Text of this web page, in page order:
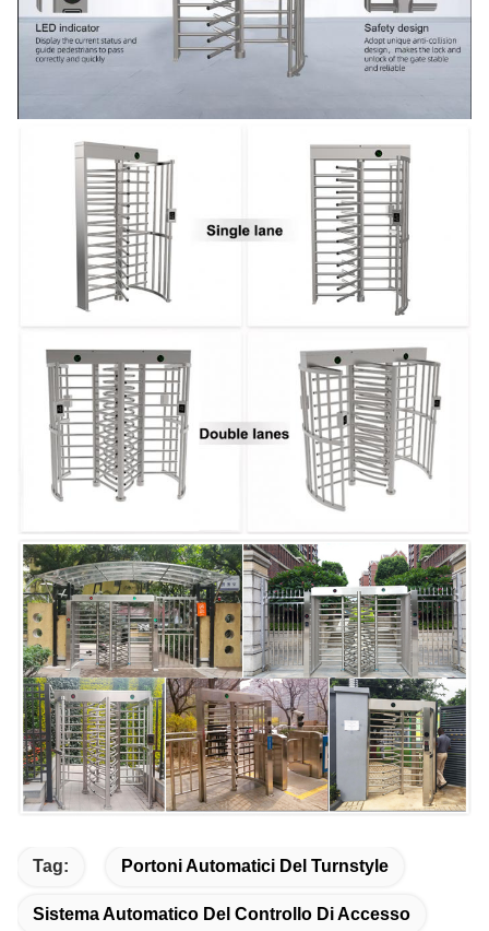
Tag: Portoni Automatici Del Turnstyle
Sistema Automatico Del Controllo Di Accesso